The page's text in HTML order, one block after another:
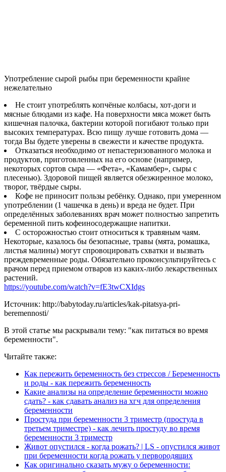
Употребление сырой рыбы при беременности крайне
нежелательно
Не стоит употреблять копчёные колбасы, хот-доги и
мясные блюдами из кафе. На поверхности мяса может быть
кишечная палочка, бактерии которой погибают только при
высоких температурах. Всю пищу лучше готовить дома —
тогда Вы будете уверены в свежести и качестве продукта.
Отказаться необходимо от непастеризованного молока и
продуктов, приготовленных на его основе (например,
некоторых сортов сыра — «Фета», «Камамбер», сыры с
плесенью). Здоровой пищей является обезжиренное молоко,
творог, твёрдые сыры.
Кофе не приносит пользы ребёнку. Однако, при умеренном
употреблении (1 чашечка в день) и вреда не будет. При
определённых заболеваниях врач может полностью запретить
беременной пить кофеиносодержащие напитки.
С осторожностью стоит относиться к травяным чаям.
Некоторые, казалось бы безопасные, травы (мята, ромашка,
листья малины) могут спровоцировать схватки и вызвать
преждевременные роды. Обязательно проконсультируйтесь с
врачом перед приемом отваров из каких-либо лекарственных
растений.
https://youtube.com/watch?v=fE3twCXIdgs
Источник: http://babytoday.ru/articles/kak-pitatsya-pri-
beremennosti/
В этой статье мы раскрывали тему: "как питаться во время
беременности".
Читайте также:
Как пережить беременность без стрессов / Беременность
и роды - как пережить беременность
Какие анализы на определение беременности можно
сдать? - как сдавать анализ на хгч для определения
беременности
Простуда при беременности 3 триместр (простуда в
третьем триместре) - как лечить простуду во время
беременности 3 триместр
Живот опустился - когда рожать? | LS - опустился живот
при беременности когда рожать у первородящих
Как оригинально сказать мужу о беременности: